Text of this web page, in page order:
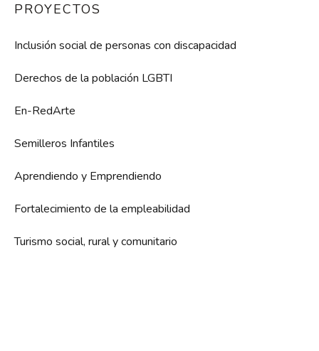
PROYECTOS
Inclusión social de personas con discapacidad
Derechos de la población LGBTI
En-RedArte
Semilleros Infantiles
Aprendiendo y Emprendiendo
Fortalecimiento de la empleabilidad
Turismo social, rural y comunitario